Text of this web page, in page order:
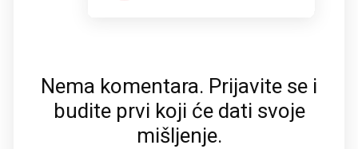
Nema komentara. Prijavite se i
budite prvi koji će dati svoje
mišljenje.